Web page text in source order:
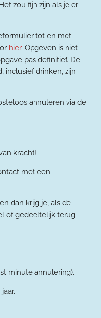
zou fijn zijn als je er
tot en met
hier. Opgeven is niet
pas definitief. De
inclusief drinken, zijn
annuleren via de
kracht!
met een
dan krijg je, als de
of gedeeltelijk terug.
minute annulering).